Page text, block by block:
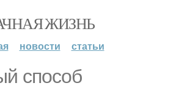
ЖИЗНЬ
новости статьи
способ